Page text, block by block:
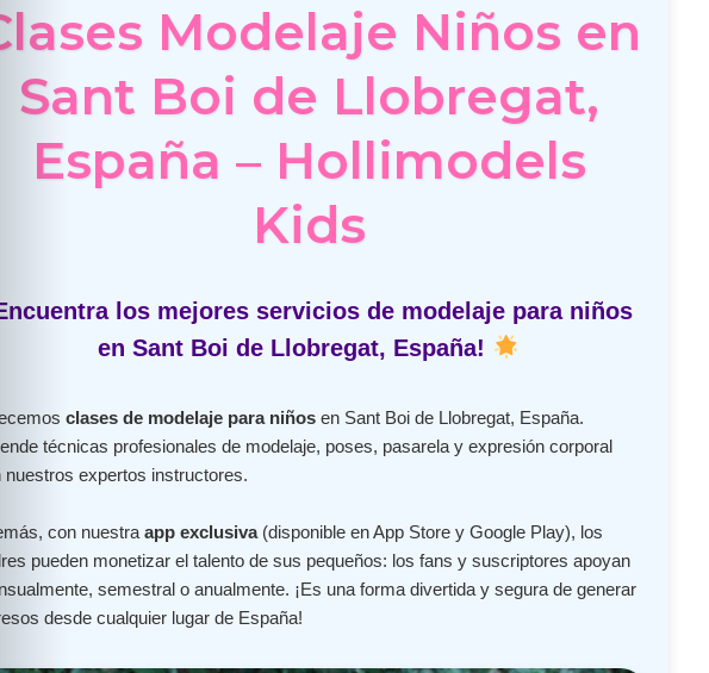
Modelaje Niños en
Sant Boi de Llobregat,
España – Hollimodels
Kids
los mejores servicios de modelaje para niños
en Sant Boi de Llobregat, España!
clases de modelaje para niñosen Sant Boi de Llobregat, España.
técnicas profesionales de modelaje, poses, pasarela y expresión corporal
nuestros expertos instructores.
con nuestra app exclusiva(disponible en App Store y Google Play), los
pueden monetizar el talento de sus pequeños: los fans y suscriptores apoyan
semestral o anualmente. ¡Es una forma divertida y segura de generar
desde cualquier lugar de España!